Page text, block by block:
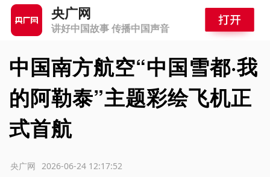
央广网
讲好中国故事 传播中国声音
中国南方航空“中国雪都·我
的阿勒泰”主题彩绘飞机正
式首航
2026-06-24 12:17:52
央广网